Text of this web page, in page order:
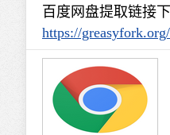
百度网盘提取链接
https://